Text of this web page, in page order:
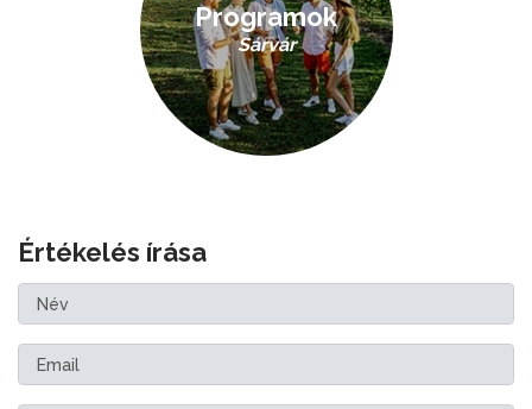
Programok
Sárvár
Értékelés írása